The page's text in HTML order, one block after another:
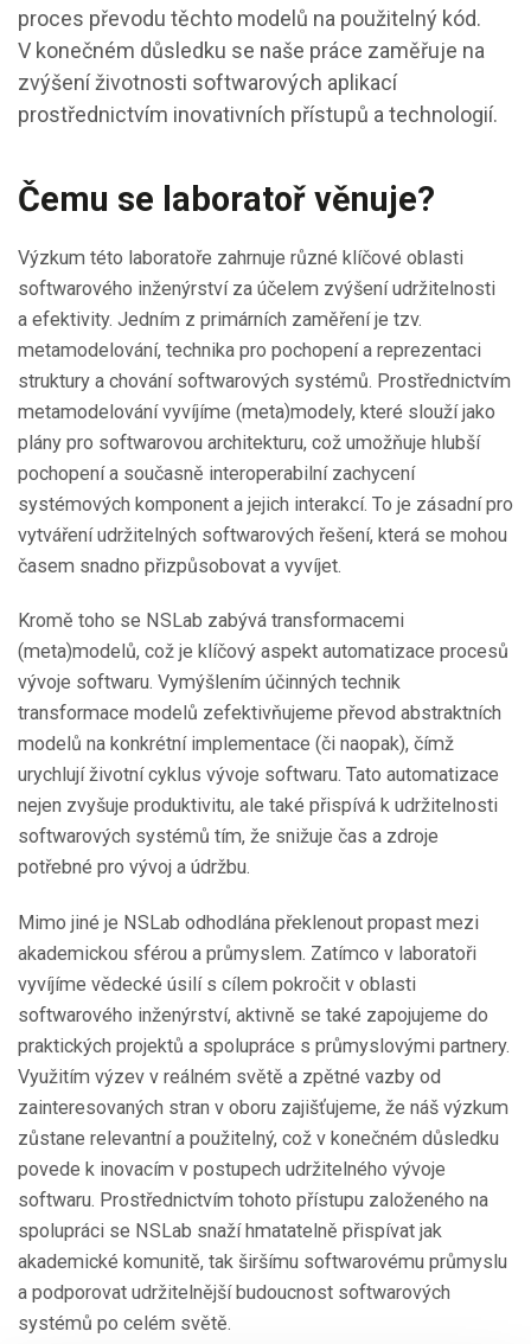
proces převodu těchto modelů na použitelný kód.
V konečném důsledku se naše práce zaměřuje na
zvýšení životnosti softwarových aplikací
prostřednictvím inovativních přístupů a technologií.
Čemu se laboratoř věnuje?
Výzkum této laboratoře zahrnuje různé klíčové oblasti
softwarového inženýrství za účelem zvýšení udržitelnosti
a efektivity. Jedním z primárních zaměření je tzv.
metamodelování, technika pro pochopení a reprezentaci
struktury a chování softwarových systémů. Prostřednictvím
metamodelování vyvíjíme (meta)modely, které slouží jako
plány pro softwarovou architekturu, což umožňuje hlubší
pochopení a současně interoperabilní zachycení
systémových komponent a jejich interakcí. To je zásadní pro
vytváření udržitelných softwarových řešení, která se mohou
časem snadno přizpůsobovat a vyvíjet.
Kromě toho se NSLab zabývá transformacemi
(meta)modelů, což je klíčový aspekt automatizace procesů
vývoje softwaru. Vymýšlením účinných technik
transformace modelů zefektivňujeme převod abstraktních
modelů na konkrétní implementace (či naopak), čímž
urychlují životní cyklus vývoje softwaru. Tato automatizace
nejen zvyšuje produktivitu, ale také přispívá k udržitelnosti
softwarových systémů tím, že snižuje čas a zdroje
potřebné pro vývoj a údržbu.
Mimo jiné je NSLab odhodlána překlenout propast mezi
akademickou sférou a průmyslem. Zatímco v laboratoři
vyvíjíme vědecké úsilí s cílem pokročit v oblasti
softwarového inženýrství, aktivně se také zapojujeme do
praktických projektů a spolupráce s průmyslovými partnery.
Využitím výzev v reálném světě a zpětné vazby od
zainteresovaných stran v oboru zajišťujeme, že náš výzkum
zůstane relevantní a použitelný, což v konečném důsledku
povede k inovacím v postupech udržitelného vývoje
softwaru. Prostřednictvím tohoto přístupu založeného na
spolupráci se NSLab snaží hmatatelně přispívat jak
akademické komunitě, tak širšímu softwarovému průmyslu
a podporovat udržitelnější budoucnost softwarových
systémů po celém světě.